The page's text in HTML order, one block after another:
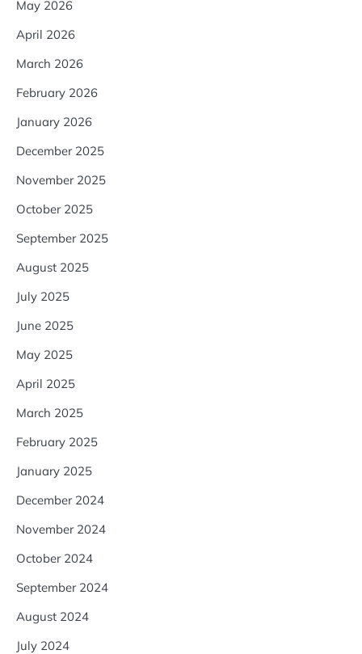
May 2026
April 2026
March 2026
February 2026
January 2026
December 2025
November 2025
October 2025
September 2025
August 2025
July 2025
June 2025
May 2025
April 2025
March 2025
February 2025
January 2025
December 2024
November 2024
October 2024
September 2024
August 2024
July 2024